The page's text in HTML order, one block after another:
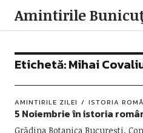
Amintirile
Etichetă:Mihai
AMINTIRILE ZILEI ISTORIA
5 Noiembrie în istoria
Grădina Botanica București,